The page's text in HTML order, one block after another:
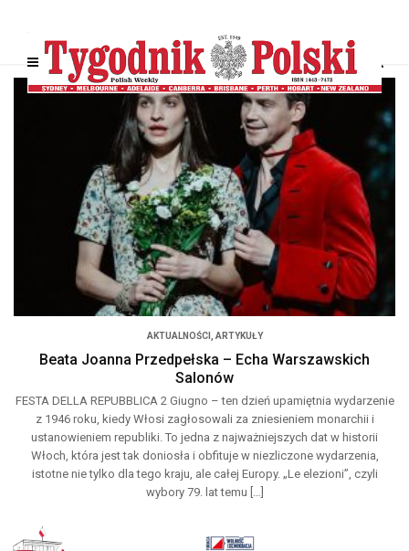
AKTUALNOŚCI , ARTYKUŁY
Beata Joanna Przedpełska – Echa Warszawskich
Salonów
FESTA DELLA REPUBBLICA 2 Giugno – ten dzień upamiętnia wydarzenie
z 1946 roku, kiedy Włosi zagłosowali za zniesieniem monarchii i
ustanowieniem republiki. To jedna z najważniejszych dat w historii
Włoch, która jest tak doniosła i obfituje w niezliczone wydarzenia,
istotne nie tylko dla tego kraju, ale całej Europy. „Le elezioni”, czyli
wybory 79. lat temu […]